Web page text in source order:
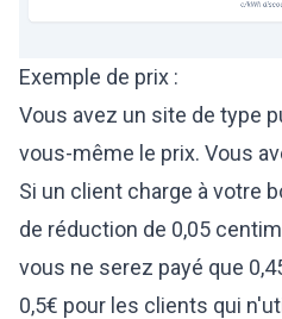
Exemple de prix :
Vous avez un site de type
vous-même le prix. Vous
Si un client charge à votre
de réduction de 0,05
vous ne serez payé que
0,5€ pour les clients qui